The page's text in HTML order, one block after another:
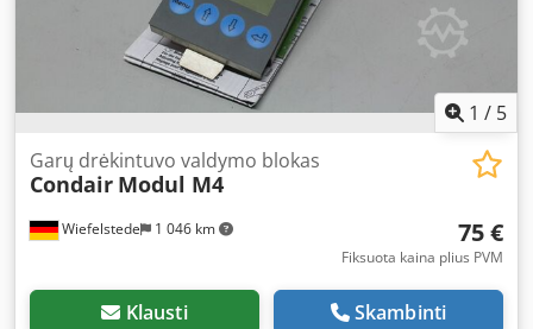
1 / 5
Wiefelstede 1 046 km
Garų drėkintuvo valdymo blokas
Condair Modul M4
75 €
Fiksuota kaina plius PVM
Klausti Skambinti